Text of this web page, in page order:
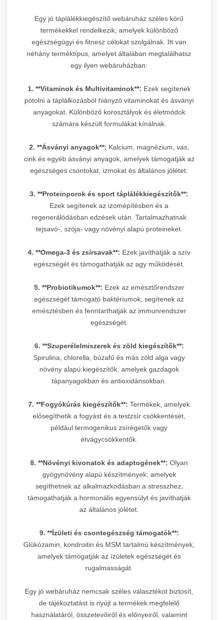
Egy jó táplálékkiegészítő webáruház széles körű
termékekkel rendelkezik, amelyek különböző
egészségügyi és fitnesz célokat szolgálnak. Itt van
néhány terméktípus, amelyet általában megtalálhatsz
egy ilyen webáruházban:
1. **Vitaminok és Multivitaminok**: Ezek segítenek
pótolni a táplálkozásból hiányzó vitaminokat és ásványi
anyagokat. Különböző korosztályok és életmódok
számára készült formulákat kínálnak.
2. **Ásványi anyagok**: Kalcium, magnézium, vas,
cink és egyéb ásványi anyagok, amelyek támogatják az
egészséges csontokat, izmokat és általános jólétet.
3. **Proteinporok és sport táplálékkiegészítők**:
Ezek segítenek az izomépítésben és a
regenerálódásban edzések után. Tartalmazhatnak
tejsavó-, szója- vagy növényi alapú proteineket.
4. **Omega-3 és zsírsavak**: Ezek javíthatják a szív
egészségét és támogathatják az agy működését.
5. **Probiotikumok**: Ezek az emésztőrendszer
egészségét támogató baktériumok, segítenek az
emésztésben és fenntarthatják az immunrendszer
egészségét.
6. **Szuperélelmiszerek és zöld kiegészítők**:
Spirulina, chlorella, búzafű és más zöld alga vagy
növény alapú kiegészítők, amelyek gazdagok
tápanyagokban és antioxidánsokban.
7. **Fogyókúrás kiegészítők**: Termékek, amelyek
elősegíthetik a fogyást és a testzsír csökkentését,
például termogenikus zsírégetők vagy
étvágycsökkentők.
8. **Növényi kivonatok és adaptogének**: Olyan
gyógynövény alapú készítmények, amelyek
segíthetnek az alkalmazkodásban a stresszhez,
támogathatják a hormonális egyensúlyt és javíthatják
az általános jólétet.
9. **Ízületi és csontegészség támogatók**:
Glükózamin, kondroitin és MSM tartalmú készítmények,
amelyek támogatják az ízületek egészségét és
rugalmasságát.
Egy jó webáruház nemcsak széles választékot biztosít,
de tájékoztatást is nyújt a termékek megfelelő
használatáról, összetevőiről és előnyeiről, valamint